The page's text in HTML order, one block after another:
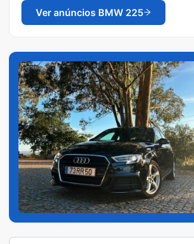
Ver anúncios BMW 225